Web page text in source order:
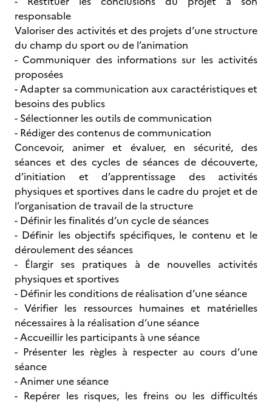
responsable
Valoriser des activités et des projets d’une structure
du champ du sport ou de l’animation
- Communiquer des informations sur les activités
proposées
- Adapter sa communication aux caractéristiques et
besoins des publics
- Sélectionner les outils de communication
- Rédiger des contenus de communication
Concevoir, animer et évaluer, en sécurité, des
séances et des cycles de séances de découverte,
d’initiation et d’apprentissage des activités
physiques et sportives dans le cadre du projet et de
l’organisation de travail de la structure
- Définir les finalités d’un cycle de séances
- Définir les objectifs spécifiques, le contenu et le
déroulement des séances
- Élargir ses pratiques à de nouvelles activités
physiques et sportives
- Définir les conditions de réalisation d’une séance
- Vérifier les ressources humaines et matérielles
nécessaires à la réalisation d’une séance
- Accueillir les participants à une séance
- Présenter les règles à respecter au cours d’une
séance
- Animer une séance
- Repérer les risques, les freins ou les difficultés